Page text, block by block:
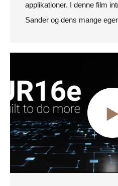
applikationer. I denne film
Sander og dens mange